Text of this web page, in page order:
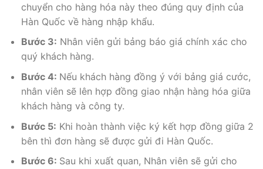
chuyển cho hàng hóa này theo đúng quy định của
Hàn Quốc về hàng nhập khẩu.
Bước 3: Nhân viên gửi bảng báo giá chính xác cho
quý khách hàng.
Bước 4: Nếu khách hàng đồng ý với bảng giá cước,
nhân viên sẽ lên hợp đồng giao nhận hàng hóa giữa
khách hàng và công ty.
Bước 5: Khi hoàn thành việc ký kết hợp đồng giữa 2
bên thì đơn hàng sẽ được gửi đi Hàn Quốc.
Bước 6: Sau khi xuất quan, Nhân viên sẽ gửi cho